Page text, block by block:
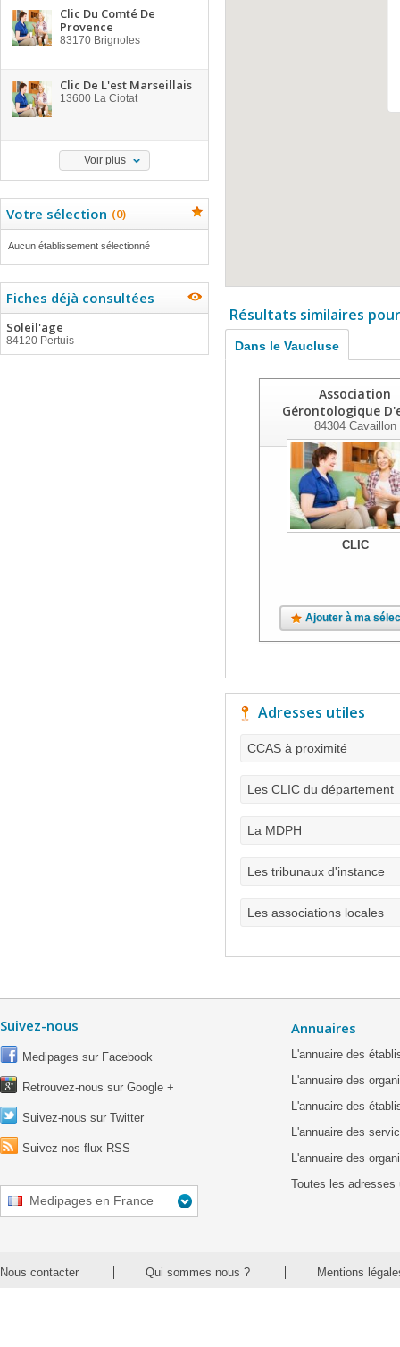
Clic Du Comté De
Provence
83170 Brignoles
Clic De L'est Marseillais
13600 La Ciotat
Voir plus
Votre sélection (0)
Aucun établissement sélectionné
Fiches déjà consultées
Soleil'age
84120 Pertuis
Résultats similaires
Dans le Vaucluse
Association
Gérontologique
84304Cavaillon
CLIC
Ajouter à ma
Adresses utiles
CCAS à proximité
Les CLIC du département
La MDPH
Les tribunaux d'instance
Les associations locales
Suivez-nous
Medipages sur Facebook
Retrouvez-nous sur Google +
Suivez-nous sur Twitter
Suivez nos flux RSS
Medipages en France
Annuaires
L'annuaire des
L'annuaire des
L'annuaire des
L'annuaire des
L'annuaire des
Toutes les adresses
Nous contacter Qui sommes nous ? Mentions